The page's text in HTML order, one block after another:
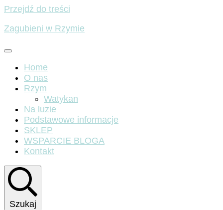
Przejdź do treści
Zagubieni w Rzymie
Home
O nas
Rzym
Watykan
Na luzie
Podstawowe informacje
SKLEP
WSPARCIE BLOGA
Kontakt
Szukaj